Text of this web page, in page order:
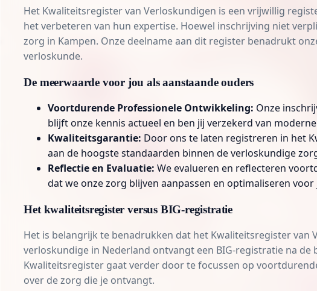
Het Kwaliteitsregister van Verloskundigen is een vrijwillig
het verbeteren van hun expertise. Hoewel inschrijving niet
zorg in Kampen. Onze deelname aan dit register benadrukt
verloskunde.
De meerwaarde voor jou als aanstaande ouders
Voortdurende Professionele Ontwikkeling: Onze
blijft onze kennis actueel en ben jij verzekerd van
Kwaliteitsgarantie: Door ons te laten registreren in het
aan de hoogste standaarden binnen de verloskundige
Reflectie en Evaluatie: We evalueren en reflecteren
dat we onze zorg blijven aanpassen en optimaliseren
Het kwaliteitsregister versus BIG-registratie
Het is belangrijk te benadrukken dat het Kwaliteitsregister
verloskundige in Nederland ontvangt een BIG-registratie na
Kwaliteitsregister gaat verder door te focussen op
over de zorg die je ontvangt.